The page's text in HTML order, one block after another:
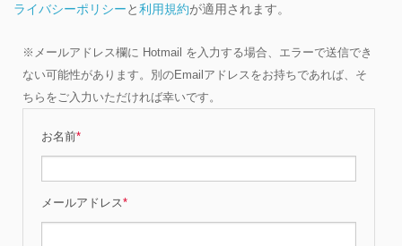
ライバシーポリシーと利用規約が適用されます。
※メールアドレス欄に Hotmail を入力する場合、エラーで送信でき
ない可能性があります。別のEmailアドレスをお持ちであれば、そ
ちらをご入力いただければ幸いです。
お名前*
メールアドレス*